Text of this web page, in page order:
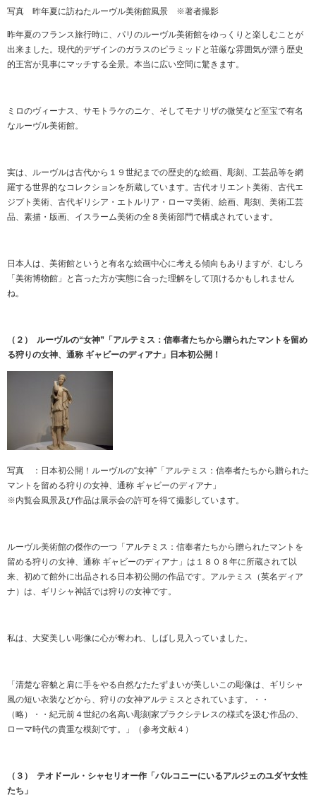
写真 昨年夏に訪ねたルーヴル美術館風景 ※著者撮影
昨年夏のフランス旅行時に、パリのルーヴル美術館をゆっくりと楽しむことが
出来ました。現代的デザインのガラスのピラミッドと荘厳な雰囲気が漂う歴史
的王宮が見事にマッチする全景。本当に広い空間に驚きます。
ミロのヴィーナス、サモトラケのニケ、そしてモナリザの微笑など至宝で有名
なルーヴル美術館。
実は、ルーヴルは古代から１９世紀までの歴史的な絵画、彫刻、工芸品等を網
羅する世界的なコレクションを所蔵しています。古代オリエント美術、古代エ
ジプト美術、古代ギリシア・エトルリア・ローマ美術、絵画、彫刻、美術工芸
品、素描・版画、イスラーム美術の全８美術部門で構成されています。
日本人は、美術館というと有名な絵画中心に考える傾向もありますが、むしろ
「美術博物館」と言った方が実態に合った理解をして頂けるかもしれません
ね。
（２） ルーヴルの“女神”「アルテミス：信奉者たちから贈られたマントを留め
る狩りの女神、通称 ギャビーのディアナ」日本初公開！
写真 ：日本初公開！ルーヴルの“女神”「アルテミス：信奉者たちから贈られた
マントを留める狩りの女神、通称 ギャビーのディアナ」
※内覧会風景及び作品は展示会の許可を得て撮影しています。
ルーヴル美術館の傑作の一つ「アルテミス：信奉者たちから贈られたマントを
留める狩りの女神、通称 ギャビーのディアナ」は１８０８年に所蔵されて以
来、初めて館外に出品される日本初公開の作品です。アルテミス（英名ディア
ナ）は、ギリシャ神話では狩りの女神です。
私は、大変美しい彫像に心が奪われ、しばし見入っていました。
「清楚な容貌と肩に手をやる自然なたたずまいが美しいこの彫像は、ギリシャ
風の短い衣装などから、狩りの女神アルテミスとされています。・・
（略）・・紀元前４世紀の名高い彫刻家プラクシテレスの様式を汲む作品の、
ローマ時代の貴重な模刻です。」（参考文献４）
（３） テオドール・シャセリオー作「バルコニーにいるアルジェのユダヤ女性
たち」